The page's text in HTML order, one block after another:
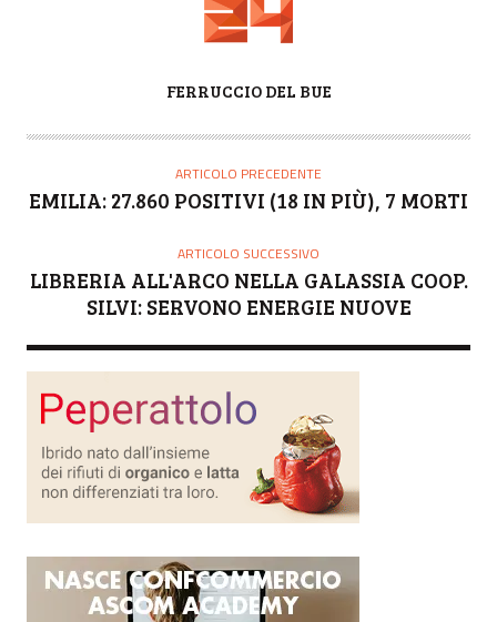
T
R
FERRUCCIO DEL BUE
ARTICOLO PRECEDENTE
EMILIA: 27.860 POSITIVI (18 IN PIÙ), 7 MORTI
ARTICOLO SUCCESSIVO
LIBRERIA ALL'ARCO NELLA GALASSIA COOP.
SILVI: SERVONO ENERGIE NUOVE